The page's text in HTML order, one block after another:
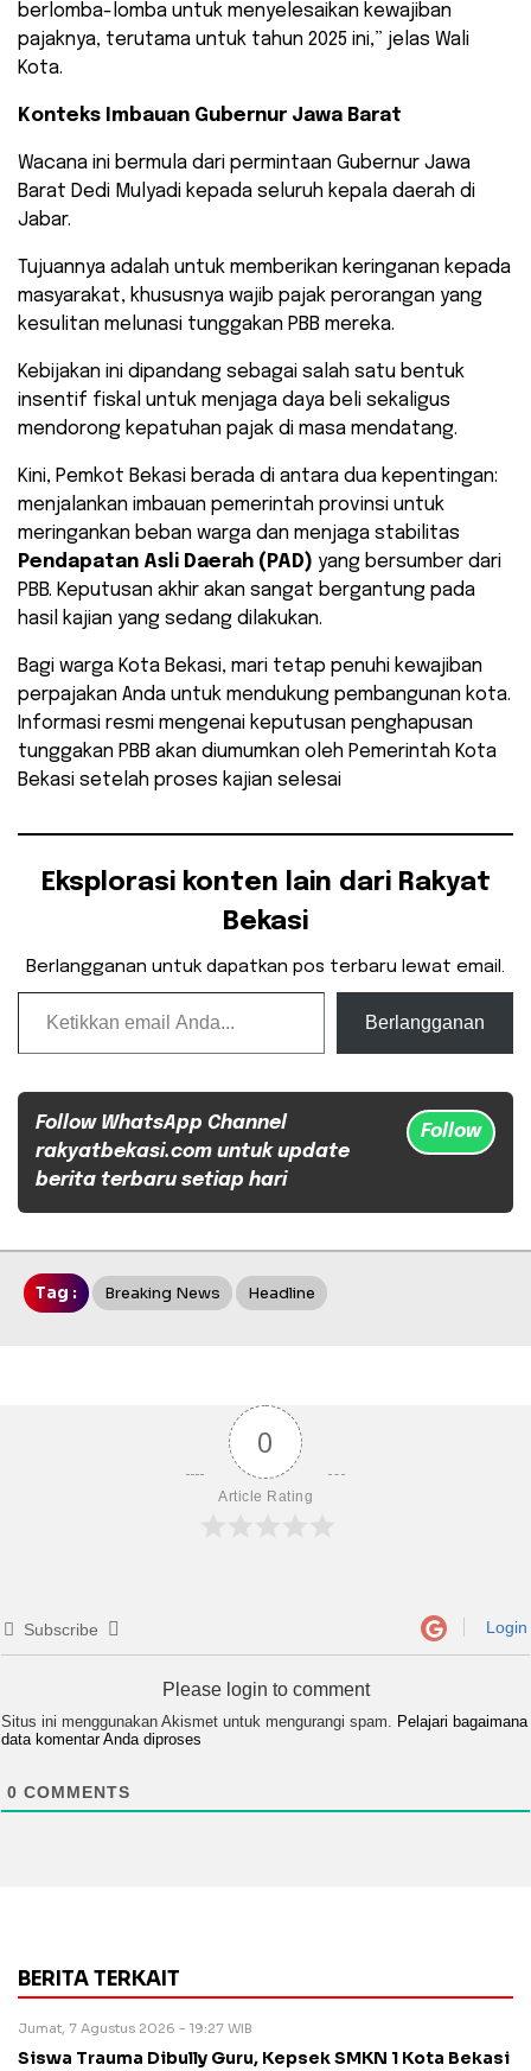
berlomba-lomba untuk menyelesaikan kewajiban
pajaknya, terutama untuk tahun 2025 ini,” jelas Wali
Kota.
Konteks Imbauan Gubernur Jawa Barat
Wacana ini bermula dari permintaan Gubernur Jawa
Barat Dedi Mulyadi kepada seluruh kepala daerah di
Jabar.
Tujuannya adalah untuk memberikan keringanan kepada
masyarakat, khususnya wajib pajak perorangan yang
kesulitan melunasi tunggakan PBB mereka.
Kebijakan ini dipandang sebagai salah satu bentuk
insentif fiskal untuk menjaga daya beli sekaligus
mendorong kepatuhan pajak di masa mendatang.
​Kini, Pemkot Bekasi berada di antara dua kepentingan:
menjalankan imbauan pemerintah provinsi untuk
meringankan beban warga dan menjaga stabilitas
Pendapatan Asli Daerah (PAD) yang bersumber dari
PBB. Keputusan akhir akan sangat bergantung pada
hasil kajian yang sedang dilakukan.
Bagi warga Kota Bekasi, mari tetap penuhi kewajiban
perpajakan Anda untuk mendukung pembangunan kota.
Informasi resmi mengenai keputusan penghapusan
tunggakan PBB akan diumumkan oleh Pemerintah Kota
Bekasi setelah proses kajian selesai
Eksplorasi konten lain dari Rakyat
Bekasi
Berlangganan untuk dapatkan pos terbaru lewat email.
Ketikkan email Anda...
Berlangganan
Follow WhatsApp Channel
rakyatbekasi.com untuk update
berita terbaru setiap hari
Follow
Tag : Breaking News Headline
0
Article Rating
Subscribe Login
Please login to comment
Situs ini menggunakan Akismet untuk mengurangi spam. Pelajari bagaimana
data komentar Anda diproses
0 COMMENTS
BERITA TERKAIT
Jumat, 7 Agustus 2026 - 19:27 WIB
Siswa Trauma Dibully Guru, Kepsek SMKN 1 Kota Bekasi